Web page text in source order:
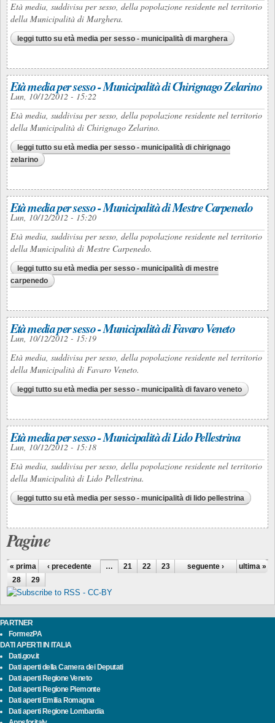
Età media, suddivisa per sesso, della popolazione residente nel territorio
della Municipalità di Marghera.
leggi tutto su età media per sesso - municipalità di marghera
Età media per sesso - Municipalità di Chirignago Zelarino
Lun, 10/12/2012 - 15:22
Età media, suddivisa per sesso, della popolazione residente nel territorio
della Municipalità di Chirignago Zelarino.
leggi tutto su età media per sesso - municipalità di chirignago
zelarino
Età media per sesso - Municipalità di Mestre Carpenedo
Lun, 10/12/2012 - 15:20
Età media, suddivisa per sesso, della popolazione residente nel territorio
della Municipalità di Mestre Carpenedo.
leggi tutto su età media per sesso - municipalità di mestre
carpenedo
Età media per sesso - Municipalità di Favaro Veneto
Lun, 10/12/2012 - 15:19
Età media, suddivisa per sesso, della popolazione residente nel territorio
della Municipalità di Favaro Veneto.
leggi tutto su età media per sesso - municipalità di favaro veneto
Età media per sesso - Municipalità di Lido Pellestrina
Lun, 10/12/2012 - 15:18
Età media, suddivisa per sesso, della popolazione residente nel territorio
della Municipalità di Lido Pellestrina.
leggi tutto su età media per sesso - municipalità di lido pellestrina
Pagine
« prima ‹ precedente … 21 22 23 24 25 26
27
28
29
seguente › ultima »
PARTNER
FormezPA
DATI APERTI IN ITALIA
Dati.gov.it
Dati aperti della Camera dei Deputati
Dati aperti Regione Veneto
Dati aperti Regione Piemonte
Dati aperti Emilia Romagna
Dati aperti Regione Lombardia